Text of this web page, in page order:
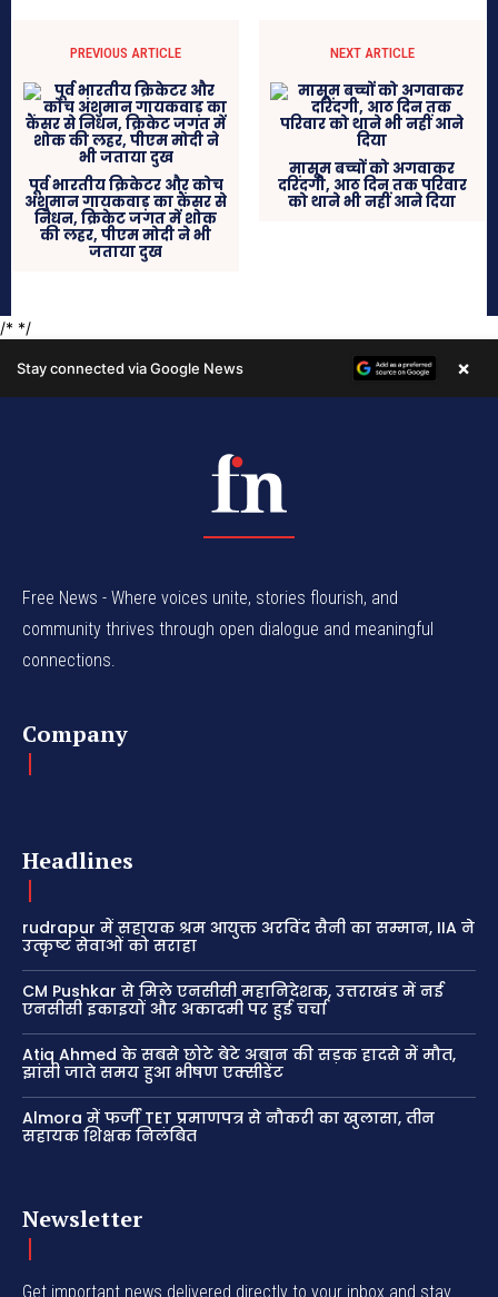
Free News - Where voices unite, stories flourish, and
community thrives through open dialogue and meaningful
connections.
Company
Headlines
rudrapur में सहायक श्रम आयुक्त अरविंद सैनी का सम्मान, IIA ने
उत्कृष्ट सेवाओं को सराहा
CM Pushkar से मिले एनसीसी महानिदेशक, उत्तराखंड में नई
एनसीसी इकाइयों और अकादमी पर हुई चर्चा
Atiq Ahmed के सबसे छोटे बेटे अबान की सड़क हादसे में मौत,
झांसी जाते समय हुआ भीषण एक्सीडेंट
Almora में फर्जी TET प्रमाणपत्र से नौकरी का खुलासा, तीन
सहायक शिक्षक निलंबित
Newsletter
Get important news delivered directly to your inbox and stay